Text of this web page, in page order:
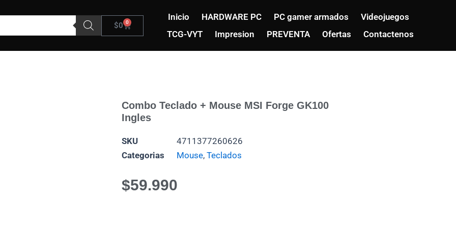
$0 0
Carrito
Inicio HARDWARE PC PC gamer armados
Videojuegos
TCG-VYT
Impresion PREVENTA Ofertas Contactenos
Combo Teclado + Mouse MSI Forge GK100
Ingles
SKU
4711377260626
Categorias
Mouse, Teclados
$59.990